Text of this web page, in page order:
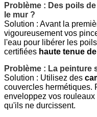
Problème : Des poils
le mur ?
Solution : Avant la
vigoureusement vos
l'eau pour libérer les
certifiées haute tenue
Problème : La peinture
Solution : Utilisez des
couvercles hermétiques.
enveloppez vos
qu'ils ne durcissent.